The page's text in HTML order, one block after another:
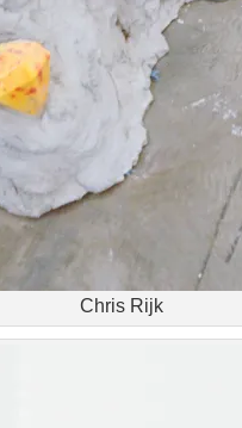
Chris Rijk